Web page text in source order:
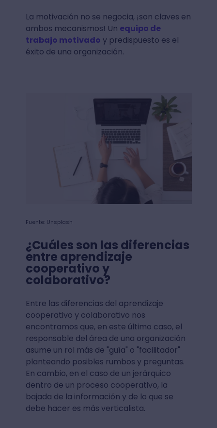
La motivación no se negocia, ¡son claves en
ambos mecanismos! Un equipo de
trabajo motivado y predispuesto es el
éxito de una organización.
Fuente: Unsplash
¿Cuáles son las diferencias
entre aprendizaje
cooperativo y
colaborativo?
Entre las diferencias del aprendizaje
cooperativo y colaborativo nos
encontramos que, en este último caso, el
responsable del área de una organización
asume un rol más de "guía" o "facilitador"
planteando posibles rumbos y preguntas.
En cambio, en el caso de un jerárquico
dentro de un proceso cooperativo, la
bajada de la información y de lo que se
debe hacer es más verticalista.